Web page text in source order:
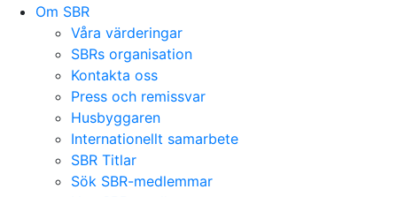
Om SBR
Våra värderingar
SBRs organisation
Kontakta oss
Press och remissvar
Husbyggaren
Internationellt samarbete
SBR Titlar
Sök SBR-medlemmar